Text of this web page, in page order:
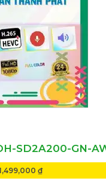
SD2A200-GN-
₫